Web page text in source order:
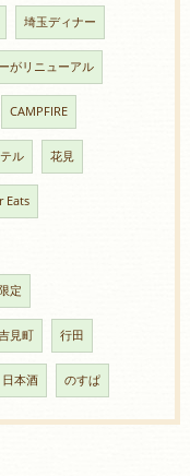
埼玉ディナー
がリニューアル
CAMPFIRE
ル 花見
Eats
定
見町 行田
日本酒 のすぱ